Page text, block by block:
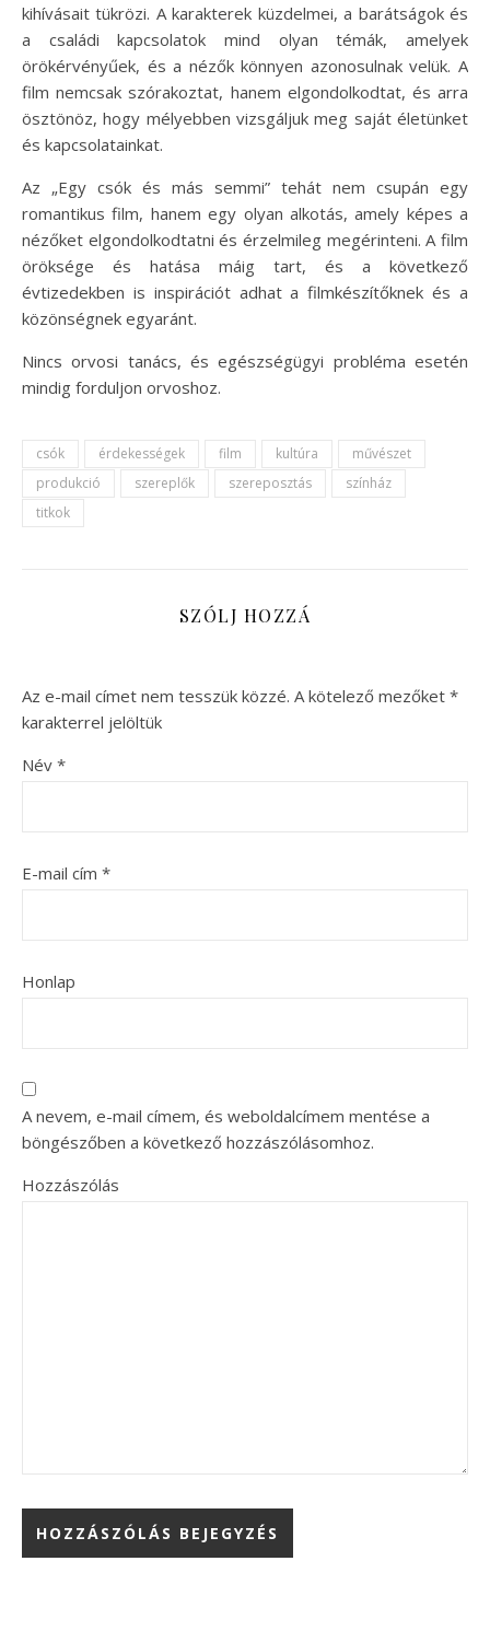
kihívásait tükrözi. A karakterek küzdelmei, a barátságok és
a családi kapcsolatok mind olyan témák, amelyek
örökérvényűek, és a nézők könnyen azonosulnak velük. A
film nemcsak szórakoztat, hanem elgondolkodtat, és arra
ösztönöz, hogy mélyebben vizsgáljuk meg saját életünket
és kapcsolatainkat.
Az „Egy csók és más semmi” tehát nem csupán egy
romantikus film, hanem egy olyan alkotás, amely képes a
nézőket elgondolkodtatni és érzelmileg megérinteni. A film
öröksége és hatása máig tart, és a következő
évtizedekben is inspirációt adhat a filmkészítőknek és a
közönségnek egyaránt.
Nincs orvosi tanács, és egészségügyi probléma esetén
mindig forduljon orvoshoz.
csók érdekességek film kultúra
művészet
produkció
szereplők szereposztás
színház
titkok
SZÓLJ HOZZÁ
Az e-mail címet nem tesszük közzé. A kötelező mezőket *
karakterrel jelöltük
Név *
E-mail cím *
Honlap
A nevem, e-mail címem, és weboldalcímem mentése a
böngészőben a következő hozzászólásomhoz.
Hozzászólás